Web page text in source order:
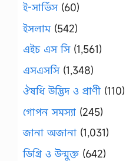
ই-সার্ভিস(60)
ইসলাম(542)
এইচ এস সি(1,561)
এসএসসি(1,348)
ঔষধি উদ্ভিদ ও প্রাণী (110)
গোপন সমস্যা (245)
জানা অজানা (1,031)
ডিগ্রি ও উন্মুক্ত (642)